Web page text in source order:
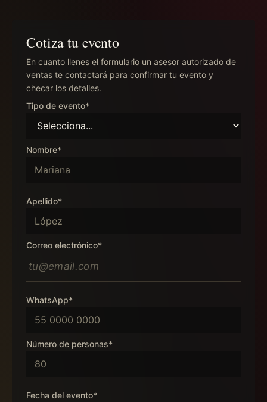
Cotiza tu evento
En cuanto llenes el formulario un asesor autorizado de
ventas te contactará para confirmar tu evento y
checar los detalles.
Tipo de evento*
Nombre*
Apellido*
Correo electrónico*
WhatsApp*
Número de personas*
Fecha del evento*